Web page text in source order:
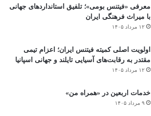
معرفی «فیتنس بومی»؛ تلفیق استانداردهای جهانی
با میراث فرهنگی ایران
۱۲ مرداد ۱۴۰۵
اولویت اصلی کمیته فیتنس ایران؛ اعزام تیمی
مقتدر به رقابت‌های آسیایی تایلند و جهانی اسپانیا
۱۲ مرداد ۱۴۰۵
خدمات اربعین در «همراه من»
۹ مرداد ۱۴۰۵